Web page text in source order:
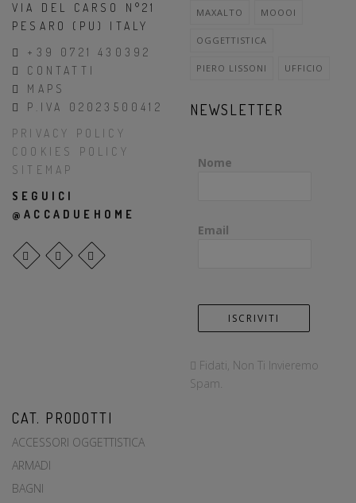
VIA DEL CARSO N°21
PESARO (PU) ITALY
+39 0721 430392
CONTATTI
MAPS
P.IVA 02023500412
PRIVACY POLICY
COOKIES POLICY
SITEMAP
SEGUICI
@ACCADUEHOME
MAXALTO MOOOI
OGGETTISTICA
PIERO LISSONI UFFICIO
NEWSLETTER
Nome
Email
Fidati, Non Ti Invieremo
Spam.
CAT. PRODOTTI
ACCESSORI OGGETTISTICA
ARMADI
BAGNI